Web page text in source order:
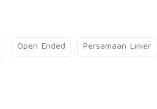
Open Ended Persamaan Linier